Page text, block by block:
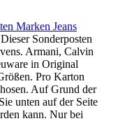
Marken Jeans
Dieser Sonderposten
Armani, Calvin
in Original
Pro Karton
Auf Grund der
unten auf der Seite
kann. Nur bei